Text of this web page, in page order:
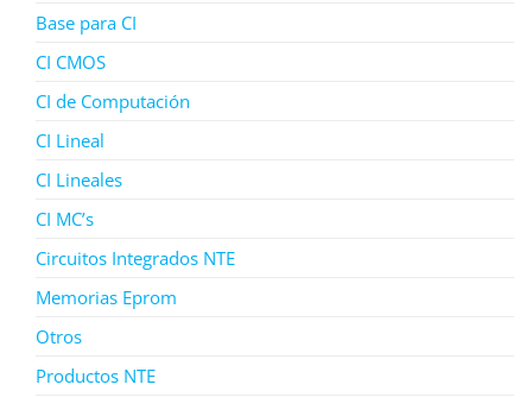
Base para CI
CI CMOS
CI de Computación
CI Lineal
CI Lineales
CI MC’s
Circuitos Integrados NTE
Memorias Eprom
Otros
Productos NTE